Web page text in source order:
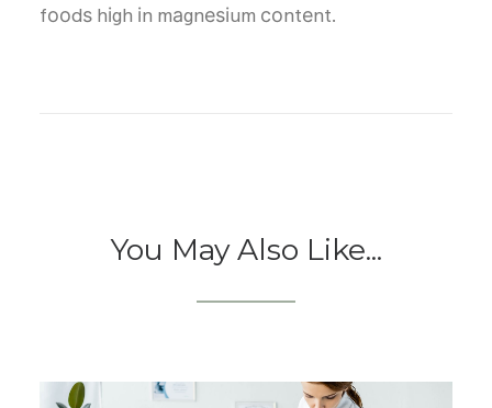
fооdѕ hіgh іn mаgnеѕіum соntеnt.
You May Also Like...